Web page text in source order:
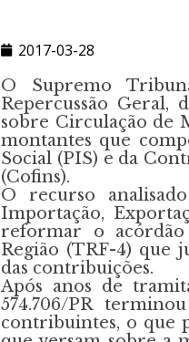
2017-03-28
O Supremo
Repercussão
sobre Circulação de
montantes que
Social (PIS) e da
(Cofins).
O recurso
Importação,
reformar o
Região (TRF-4) que
das contribuições.
Após anos de
574.706/PR
contribuintes, o que